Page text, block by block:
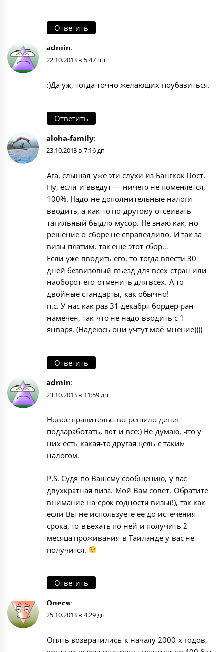
Ответить
admin:
22.10.2013 в 5:47 пп
:)Да уж, тогда точно желающих поубавиться.
Ответить
aloha-family:
23.10.2013 в 7:16 дп
Ага, слышал уже эти слухи из Бангкок Пост.
Ну, если и введут — ничего не поменяется,
100%. Надо не дополнительные налоги
вводить, а как-то по-другому отсеивать
тагильный быдло-мусор. Не знаю как, но
решение о сборе не справедливо. И так за
визы платим, так еще этот сбор…
Если уже вводить его, то тогда ввести 30
дней безвизовый въезд для всех стран или
наоборот его отменить для всех. А то
двойные стандарты, как обычно!
п.с. У нас как раз 31 декабря бордер-ран
намечен, так что не надо вводить с 1
января. (Надеюсь они учтут моё мнение))))
Ответить
admin:
23.10.2013 в 11:59 дп
Новое правительство решило денег
подзаработать, вот и все:) Не думаю, что у
них есть какая-то другая цель с таким
налогом.
P.S. Судя по Вашему сообщению, у вас
двухкратная виза. Мой Вам совет. Обратите
внимание на срок годности визы(!), так как
если Вы не используете ее до истечения
срока, то въехать по ней и получить 2
месяца проживания в Таиланде у вас не
получится.
Ответить
Олеся:
25.10.2013 в 4:29 дп
Опять возвратились к началу 2000-х годов,